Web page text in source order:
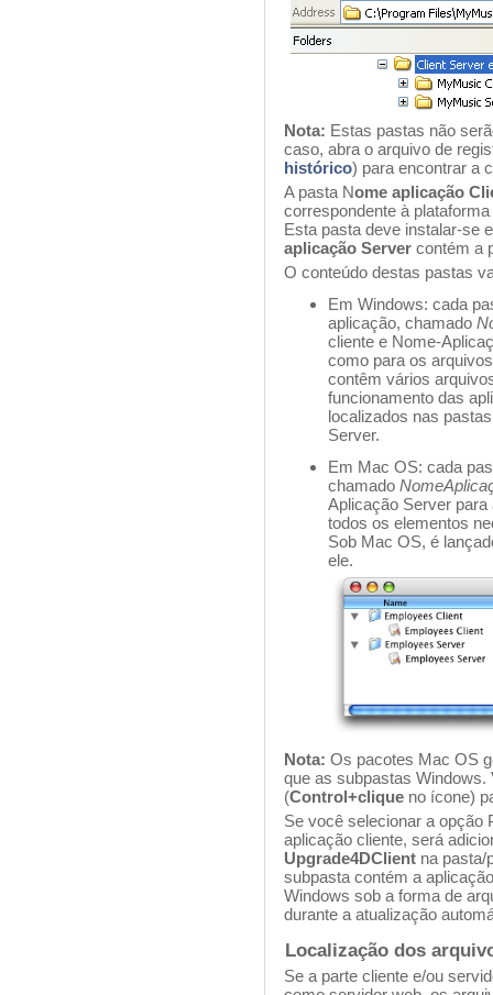
Nota: Estas pastas não
caso, abra o arquivo de
histórico) para encontrar a
A pasta Nome aplicação
correspondente à
Esta pasta deve instalar-se
aplicação Server contém a
O conteúdo destas pastas
Em Windows: cada
aplicação, chamado
cliente e Nome-
como para os
contêm vários
funcionamento das
localizados nas
Server.
Em Mac OS: cada
chamado
Aplicação Server
todos os elementos
Sob Mac OS, é
ele.
Nota: Os pacotes Mac OS
que as subpastas Windows.
(Control+clique no ícone)
Se você selecionar a opção
aplicação cliente, será
Upgrade4DClient na
subpasta contém a
Windows sob a forma de
durante a atualização
Localização dos
Se a parte cliente e/ou